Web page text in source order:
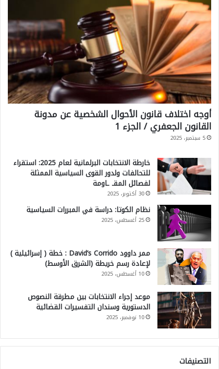
أوجه اختلاف قانون الأحوال الشخصية عن مدونة
القانون الجعفري / الجزء 1
5 سبتمبر، 2025
خارطة الانتخابات البرلمانية لعام 2025: استقراء
للتحالفات ولدور القوى السياسية الممثلة
لفصائل المقـ ـاومة
30 أكتوبر، 2025
نظام الكوتا: دراسة في المبررات السياسية
25 أغسطس، 2025
ممر داوود David’s Corrido : خطة ( إسرائيلية )
لإعادة رسم خريطة (الشرق الأوسط)
10 أغسطس، 2025
موعد إجراء الانتخابات بين مطرقة النصوص
الدستورية وسندان التفسيرات القضائية
10 نوفمبر، 2025
التصنيفات